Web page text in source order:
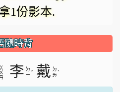
1份影本.
隨時背
ㄨ
李 ㄌ
ㄧˇ 戴 ㄉ
ㄞˋ